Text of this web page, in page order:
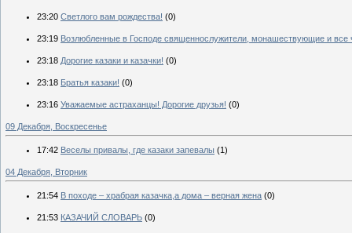
23:20 Светлого вам рождества! (0)
23:19 Возлюбленные в Господе священнослужители, монашествующие и
23:18 Дорогие казаки и казачки! (0)
23:18 Братья казаки! (0)
23:16 Уважаемые астраханцы! Дорогие друзья! (0)
09 Декабря, Воскресенье
17:42 Веселы привалы, где казаки запевалы (1)
04 Декабря, Вторник
21:54 В походе – храбрая казачка,а дома – верная жена (0)
21:53 КАЗАЧИЙ СЛОВАРЬ (0)